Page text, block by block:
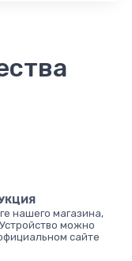
нашего магазина,
можно
сайте